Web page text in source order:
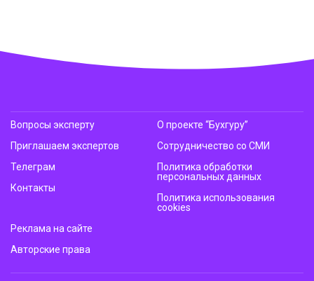
Вопросы эксперту
Приглашаем экспертов
Телеграм
Контакты
О проекте “Бухгуру”
Сотрудничество со СМИ
Политика обработки
персональных данных
Политика использования
cookies
Реклама на сайте
Авторские права